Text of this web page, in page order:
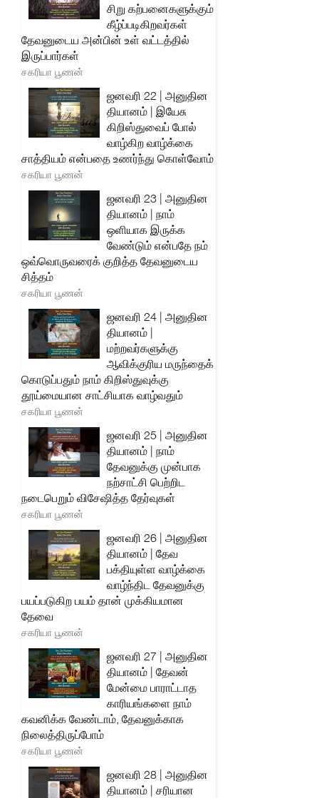
சிறு கற்பனைகளுக்கும்
கீழ்ப்படிகிறவர்கள்
தேவனுடைய அன்பின் உள் வட்டத்தில்
இருப்பார்கள்
சகரியா பூணன்
ஜனவரி 22 | அனுதின
தியானம் | இயேசு
கிறிஸ்துவைப் போல்
வாழ்கிற வாழ்க்கை
சாத்தியம் என்பதை உணர்ந்து கொள்வோம்
சகரியா பூணன்
ஜனவரி 23 | அனுதின
தியானம் | நாம்
ஒளியாக இருக்க
வேண்டும் என்பதே நம்
ஒவ்வொருவரைக் குறித்த தேவனுடைய
சித்தம்
சகரியா பூணன்
ஜனவரி 24 | அனுதின
தியானம் |
மற்றவர்களுக்கு
ஆவிக்குரிய மருந்தைக்
கொடுப்பதும் நாம் கிறிஸ்துவுக்கு
தூய்மையான சாட்சியாக வாழ்வதும்
சகரியா பூணன்
ஜனவரி 25 | அனுதின
தியானம் | நாம்
தேவனுக்கு முன்பாக
நற்சாட்சி பெற்றிட
நடைபெறும் விசேஷித்த தேர்வுகள்
சகரியா பூணன்
ஜனவரி 26 | அனுதின
தியானம் | தேவ
பக்தியுள்ள வாழ்க்கை
வாழ்ந்திட தேவனுக்கு
பயப்படுகிற பயம் தான் முக்கியமான
தேவை
சகரியா பூணன்
ஜனவரி 27 | அனுதின
தியானம் | தேவன்
மேன்மை பாராட்டாத
காரியங்களை நாம்
கவனிக்க வேண்டாம், தேவனுக்காக
நிலைத்திருப்போம்
சகரியா பூணன்
ஜனவரி 28 | அனுதின
தியானம் | சரியான